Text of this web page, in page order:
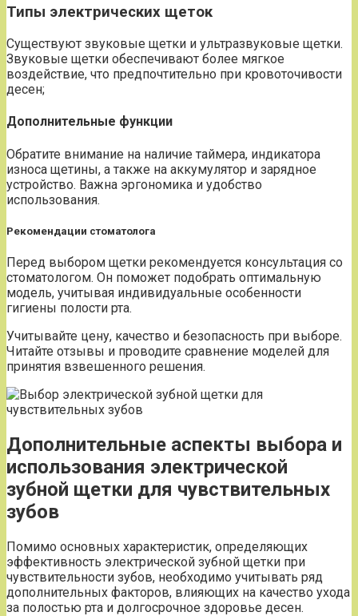
Типы электрических щеток
Существуют звуковые щетки и ультразвуковые щетки.
Звуковые щетки обеспечивают более мягкое
воздействие, что предпочтительно при кровоточивости
десен;
Дополнительные функции
Обратите внимание на наличие таймера, индикатора
износа щетины, а также на аккумулятор и зарядное
устройство. Важна эргономика и удобство
использования.
Рекомендации стоматолога
Перед выбором щетки рекомендуется консультация со
стоматологом. Он поможет подобрать оптимальную
модель, учитывая индивидуальные особенности
гигиены полости рта.
Учитывайте цену, качество и безопасность при выборе.
Читайте отзывы и проводите сравнение моделей для
принятия взвешенного решения.
Дополнительные аспекты выбора и
использования электрической
зубной щетки для чувствительных
зубов
Помимо основных характеристик, определяющих
эффективность электрической зубной щетки при
чувствительности зубов, необходимо учитывать ряд
дополнительных факторов, влияющих на качество ухода
за полостью рта и долгосрочное здоровье десен.